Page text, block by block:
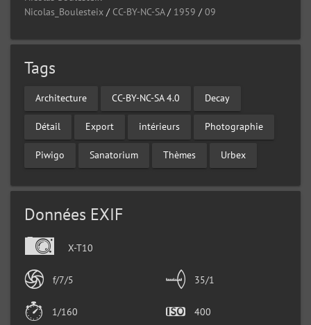
Nicolas_Boulesteix / CC-BY-NC-SA/ 1959 /09
Tags
Architecture CC-BY-NC-SA 4.0 Decay
Détail Export intérieurs Photographie
Piwigo Sanatorium Thèmes Urbex
Données EXIF
X-T10
f/7/5 35/1
1/160 400